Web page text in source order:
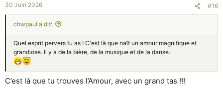
30 Juin 2026 #16
chwpaul a dit:
Quel esprit pervers tu as ! C'est là que naît un amour magnifique et
grandiose. Il y a de la bière, de la musique et de la danse.
C’est là que tu trouves l’Amour, avec un grand tas !!!